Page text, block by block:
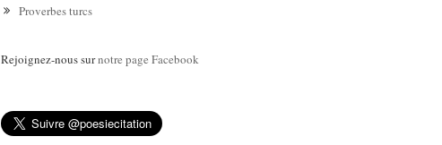
Proverbes turcs
Rejoignez-nous surnotre page Facebook